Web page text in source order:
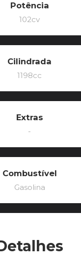
Potência
102cv
Cilindrada
1198cc
Extras
-
Combustível
Gasolina